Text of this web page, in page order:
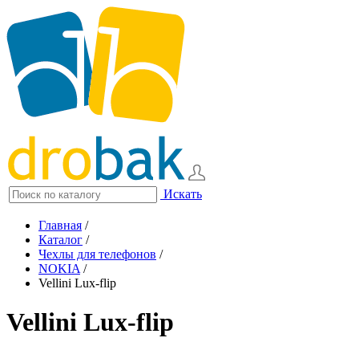
Искать
Главная /
Каталог /
Чехлы для телефонов /
NOKIA /
Vellini Lux-flip
Vellini Lux-flip